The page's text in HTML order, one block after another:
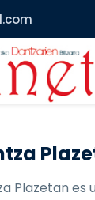
Plazetan es